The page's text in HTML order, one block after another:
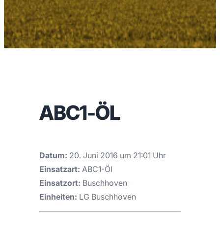
ABC1-ÖL
Datum: 20. Juni 2016 um 21:01 Uhr
Einsatzart: ABC1-Öl
Einsatzort: Buschhoven
Einheiten: LG Buschhoven